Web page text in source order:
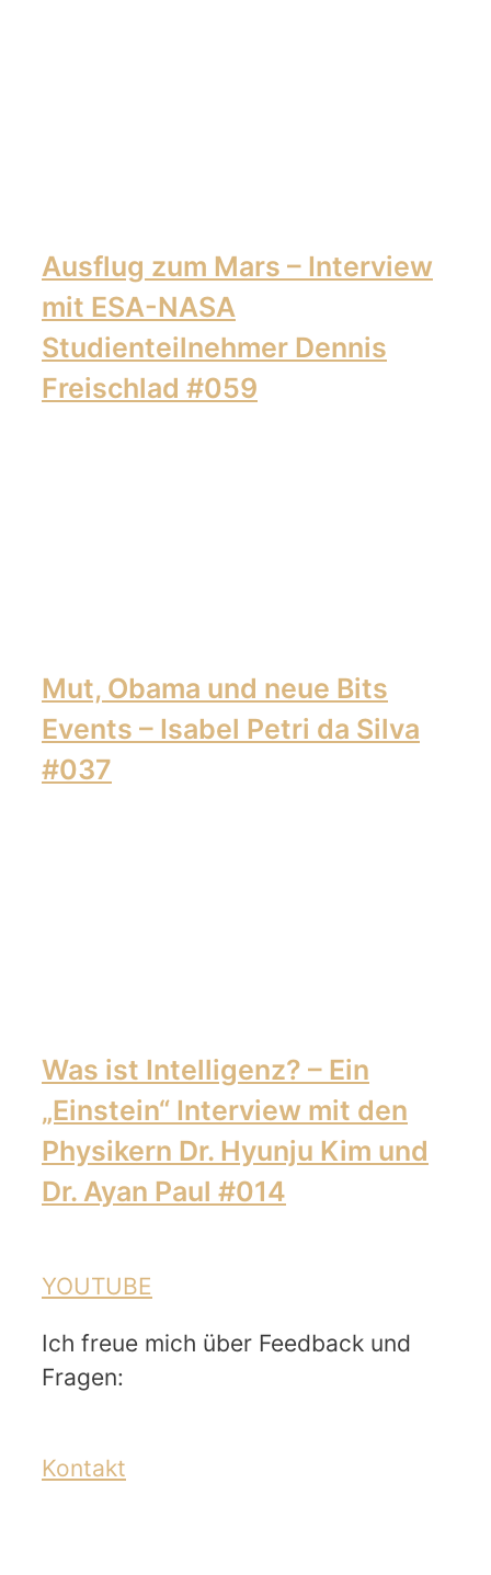
Ausflug zum Mars – Interview
mit ESA-NASA
Studienteilnehmer Dennis
Freischlad #059
Mut, Obama und neue Bits
Events – Isabel Petri da Silva
#037
Was ist Intelligenz? – Ein
„Einstein“ Interview mit den
Physikern Dr. Hyunju Kim und
Dr. Ayan Paul #014
YOUTUBE
Ich freue mich über Feedback und
Fragen:
Kontakt